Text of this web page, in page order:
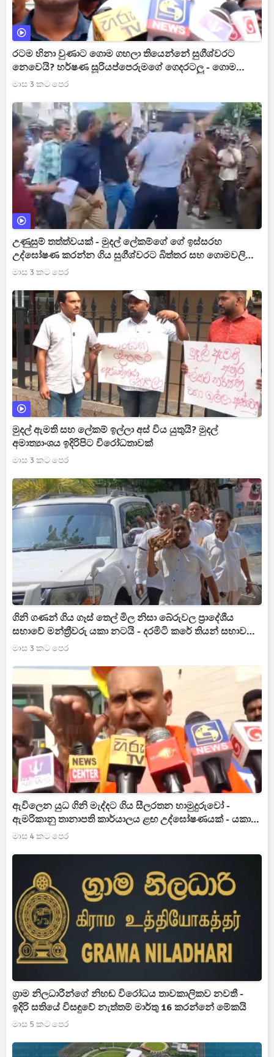
රටම හිනා වුණාට ගොම ගහලා තියෙන්නේ සුගීශ්වරට
නෙවෙයි? හර්ෂණ සූරියප්පෙරුමගේ ගෙදරටලු - ගොම
කාගෙන සුගීශ්වර කට අරී[VIDEO]
මාස 3 කට පෙර
උණුසුම් තත්ත්වයක් - මුදල් ලේකම්ගේ ගේ ඉස්සරහ
උද්ඝෝෂණ කරන්න ගිය සුගීශ්වරට බිත්තර සහ ගොමවලින්
ප්‍රහාර[VIDEO]
මාස 3 කට පෙර
මුදල් ඇමති සහ ලේකම් ඉල්ලා අස් විය යුතුයි? මුදල්
අමාත්‍යාංශය ඉදිරිපිට විරෝධතාවක්
මාස 3 කට පෙර
ගිනි ගණන් ගිය ගෑස් තෙල් මිල නිසා බේරුවල ප්‍රාදේශීය
සභාවේ මන්ත්‍රීවරු යකා නටයි - දරමිටි කරේ තියන් සභාවට
එයි
මාස 3 කට පෙර
ඇවිලෙන යුධ ගිනි මැද්දට ගිය සීලරතන හාමුදුරුවෝ -
ඇමරිකානු තානාපති කාර්යාලය ළඟ උද්ඝෝෂණයක් - යකා
නටයි
මාස 4 කට පෙර
ග්‍රාම නිලධාරීන්ගේ නිහඬ විරෝධය තාවකාලිකව නවතී -
ඉදිරි සතියේ විසඳුවේ නැත්තම් මාර්තු 16 කරන්නේ මේකයි
මාස 5 කට පෙර